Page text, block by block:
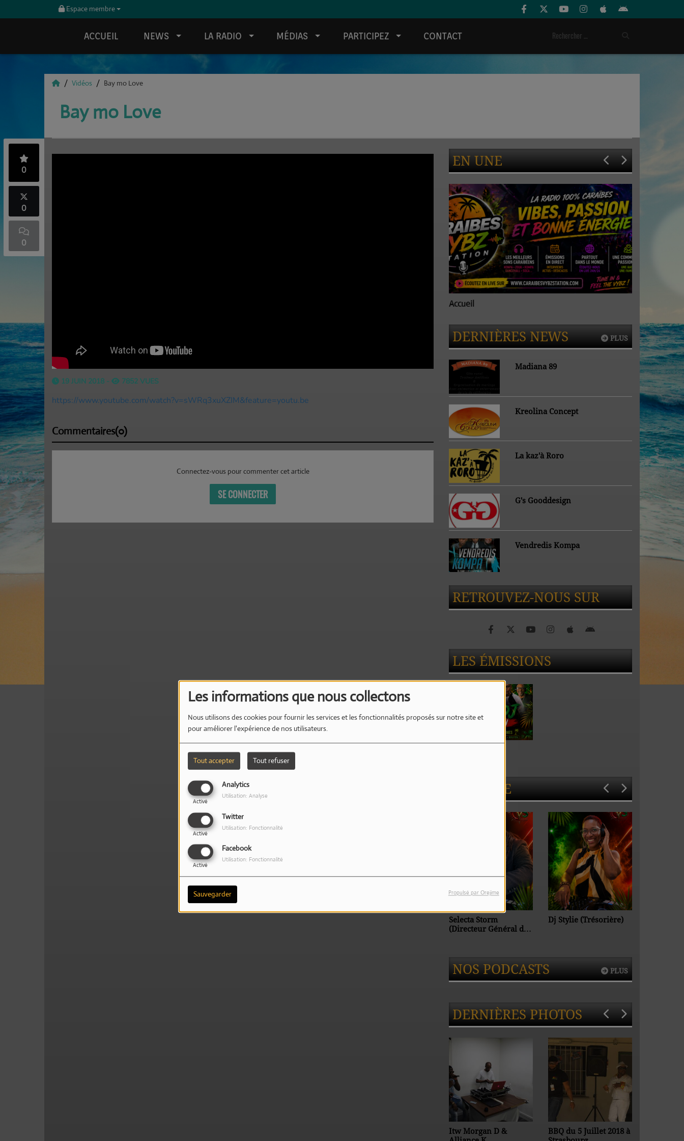
Les informations que nous collectons
Nous utilisons des cookies pour fournir les services et les fonctionnalités proposés sur notre site et
pour améliorer l'expérience de nos utilisateurs.
Tout accepter Tout refuser
Analytics
Activé
Utilisation: Analyse
Twitter
Activé
Utilisation: Fonctionnalité
Facebook
Activé
Utilisation: Fonctionnalité
Sauvegarder Propulsé par Orejime
Espace membre
ACCUEIL NEWS LA RADIO MÉDIAS PARTICIPEZ CONTACT
Vidéos Bay mo Love
Bay mo Love
0
0
0
19 JUIN 2018 - 7852 VUES
https://www.youtube.com/watch?v=sWRq3xuXZIM&feature=youtu.be
Commentaires(0)
Connectez-vous pour commenter cet article
SE CONNECTER
EN UNE
Accueil
PLUS
DERNIÈRES NEWS
Madiana 89
Kreolina Concept
La kaz'à Roro
G's Gooddesign
Vendredis Kompa
RETROUVEZ-NOUS SUR
LES ÉMISSIONS
L'ÉQUIPE
Selecta Storm
(Directeur Général de
Dj Stylie (Trésorière)
PLUS
NOS PODCASTS
DERNIÈRES PHOTOS
Itw Morgan D &
BBQ du 5 Juillet 2018 à